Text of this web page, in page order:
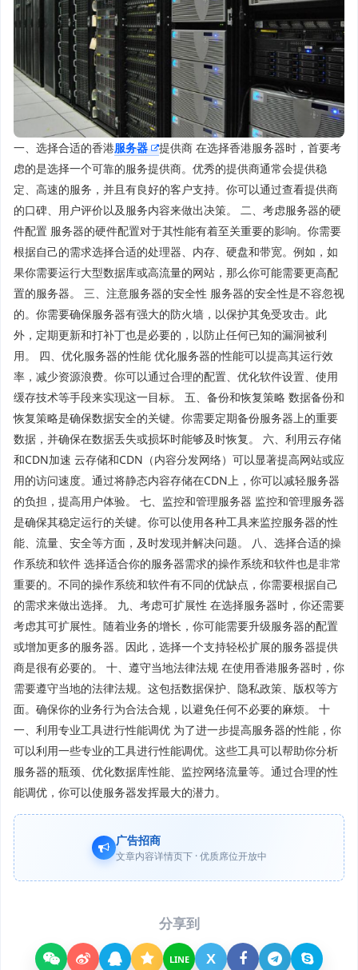
一、选择合适的香港服务器
提供商 在选择香港服务器时，首要考
虑的是选择一个可靠的服务提供商。优秀的提供商通常会提供稳
定、高速的服务，并且有良好的客户支持。你可以通过查看提供商
的口碑、用户评价以及服务内容来做出决策。 二、考虑服务器的硬
件配置 服务器的硬件配置对于其性能有着至关重要的影响。你需要
根据自己的需求选择合适的处理器、内存、硬盘和带宽。例如，如
果你需要运行大型数据库或高流量的网站，那么你可能需要更高配
置的服务器。 三、注意服务器的安全性 服务器的安全性是不容忽视
的。你需要确保服务器有强大的防火墙，以保护其免受攻击。此
外，定期更新和打补丁也是必要的，以防止任何已知的漏洞被利
用。 四、优化服务器的性能 优化服务器的性能可以提高其运行效
率，减少资源浪费。你可以通过合理的配置、优化软件设置、使用
缓存技术等手段来实现这一目标。 五、备份和恢复策略 数据备份和
恢复策略是确保数据安全的关键。你需要定期备份服务器上的重要
数据，并确保在数据丢失或损坏时能够及时恢复。 六、利用云存储
和CDN加速 云存储和CDN（内容分发网络）可以显著提高网站或应
用的访问速度。通过将静态内容存储在CDN上，你可以减轻服务器
的负担，提高用户体验。 七、监控和管理服务器 监控和管理服务器
是确保其稳定运行的关键。你可以使用各种工具来监控服务器的性
能、流量、安全等方面，及时发现并解决问题。 八、选择合适的操
作系统和软件 选择适合你的服务器需求的操作系统和软件也是非常
重要的。不同的操作系统和软件有不同的优缺点，你需要根据自己
的需求来做出选择。 九、考虑可扩展性 在选择服务器时，你还需要
考虑其可扩展性。随着业务的增长，你可能需要升级服务器的配置
或增加更多的服务器。因此，选择一个支持轻松扩展的服务器提供
商是很有必要的。 十、遵守当地法律法规 在使用香港服务器时，你
需要遵守当地的法律法规。这包括数据保护、隐私政策、版权等方
面。确保你的业务行为合法合规，以避免任何不必要的麻烦。 十
一、利用专业工具进行性能调优 为了进一步提高服务器的性能，你
可以利用一些专业的工具进行性能调优。这些工具可以帮助你分析
服务器的瓶颈、优化数据库性能、监控网络流量等。通过合理的性
能调优，你可以使服务器发挥最大的潜力。
广告招商
文章内容详情页下 · 优质席位开放中
分享到
LINE X